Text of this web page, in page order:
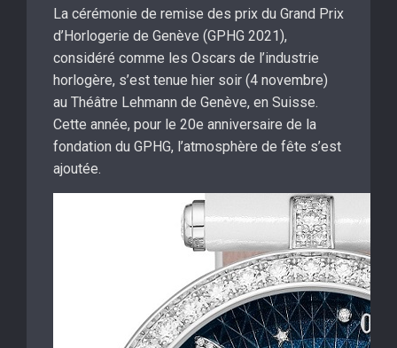
La cérémonie de remise des prix du Grand Prix
d’Horlogerie de Genève (GPHG 2021),
considéré comme les Oscars de l’industrie
horlogère, s’est tenue hier soir (4 novembre)
au Théâtre Lehmann de Genève, en Suisse.
Cette année, pour le 20e anniversaire de la
fondation du GPHG, l’atmosphère de fête s’est
ajoutée.